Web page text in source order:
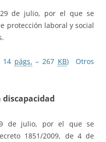
29 de julio, por el que se
protección laboral y social
14 págs. – 267 KB)
Otros
discapacidad
de julio, por el que se
1851/2009, de 4 de